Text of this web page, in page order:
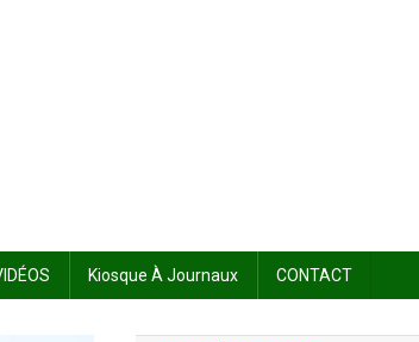
Kiosque À Journaux CONTACT